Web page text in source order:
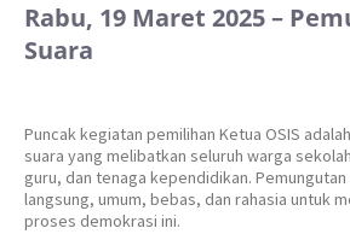
Rabu, 19 Maret 2025 –
Suara
Puncak kegiatan pemilihan Ketua OSIS
suara yang melibatkan seluruh warga
guru, dan tenaga kependidikan.
langsung, umum, bebas, dan rahasia untuk
proses demokrasi ini.